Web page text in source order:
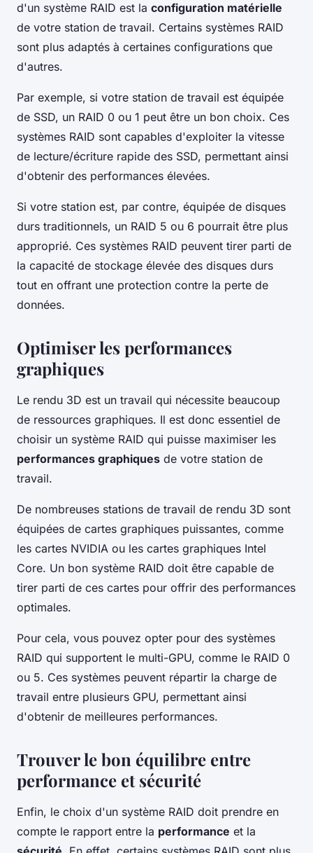
d'un système RAID est la configuration matérielle
de votre station de travail. Certains systèmes RAID
sont plus adaptés à certaines configurations que
d'autres.
Par exemple, si votre station de travail est équipée
de SSD, un RAID 0 ou 1 peut être un bon choix. Ces
systèmes RAID sont capables d'exploiter la vitesse
de lecture/écriture rapide des SSD, permettant ainsi
d'obtenir des performances élevées.
Si votre station est, par contre, équipée de disques
durs traditionnels, un RAID 5 ou 6 pourrait être plus
approprié. Ces systèmes RAID peuvent tirer parti de
la capacité de stockage élevée des disques durs
tout en offrant une protection contre la perte de
données.
Optimiser les performances
graphiques
Le rendu 3D est un travail qui nécessite beaucoup
de ressources graphiques. Il est donc essentiel de
choisir un système RAID qui puisse maximiser les
performances graphiques de votre station de
travail.
De nombreuses stations de travail de rendu 3D sont
équipées de cartes graphiques puissantes, comme
les cartes NVIDIA ou les cartes graphiques Intel
Core. Un bon système RAID doit être capable de
tirer parti de ces cartes pour offrir des performances
optimales.
Pour cela, vous pouvez opter pour des systèmes
RAID qui supportent le multi-GPU, comme le RAID 0
ou 5. Ces systèmes peuvent répartir la charge de
travail entre plusieurs GPU, permettant ainsi
d'obtenir de meilleures performances.
Trouver le bon équilibre entre
performance et sécurité
Enfin, le choix d'un système RAID doit prendre en
compte le rapport entre la performance et la